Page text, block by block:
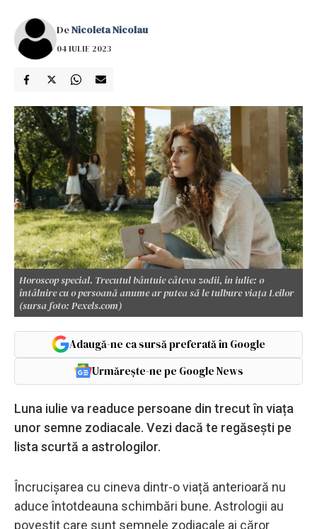
DeNicoleta Nicolau
04 IULIE 2023
Horoscop special. Trecutul bântuie câteva zodii, în iulie: o
întâlnire cu o persoană anume ar putea să le tulbure viața Leilor
(sursa foto: Pexels.com)
Adaugă-ne ca sursă preferată în Google
Urmărește-ne pe Google News
Luna iulie va readuce persoane din trecut în viața
unor semne zodiacale. Vezi dacă te regăsești pe
lista scurtă a astrologilor.
Încrucișarea cu cineva dintr-o viață anterioară nu
aduce întotdeauna schimbări bune. Astrologii au
povestit care sunt semnele zodiacale ai căror